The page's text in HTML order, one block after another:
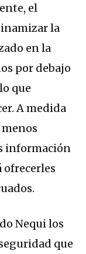
el
la
en la
por debajo
que
A medida
información
ofrecerles
Nequi los
que